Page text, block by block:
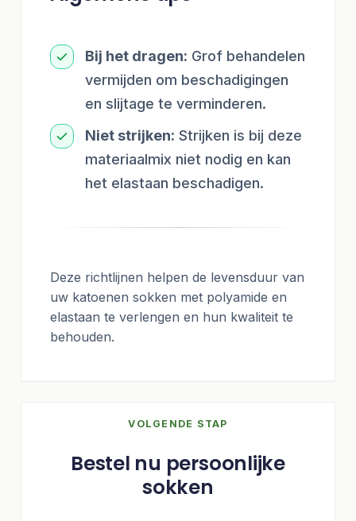
Bij het dragen: Grof behandelen
vermijden om beschadigingen
en slijtage te verminderen.
Niet strijken: Strijken is bij deze
materiaalmix niet nodig en kan
het elastaan beschadigen.
Deze richtlijnen helpen de levensduur van
uw katoenen sokken met polyamide en
elastaan te verlengen en hun kwaliteit te
behouden.
VOLGENDE STAP
Bestel nu persoonlijke
sokken